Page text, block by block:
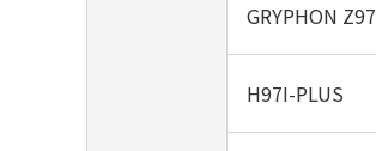
GRYPHON Z97
H97I-PLUS